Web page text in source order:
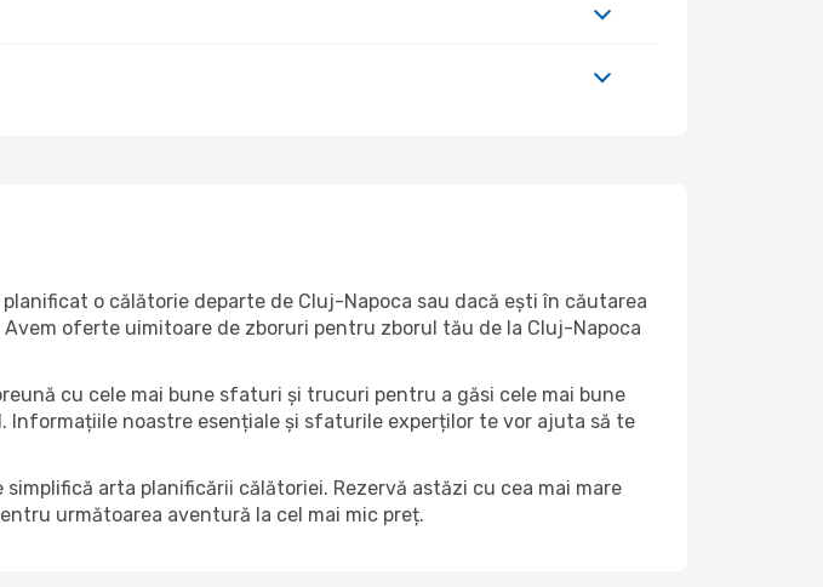
o călătorie departe de Cluj-Napoca sau dacă ești în căutarea
oferte uimitoare de zboruri pentru zborul tău de la Cluj-Napoca
cu cele mai bune sfaturi și trucuri pentru a găsi cele mai bune
noastre esențiale și sfaturile experților te vor ajuta să te
arta planificării călătoriei. Rezervă astăzi cu cea mai mare
următoarea aventură la cel mai mic preț.